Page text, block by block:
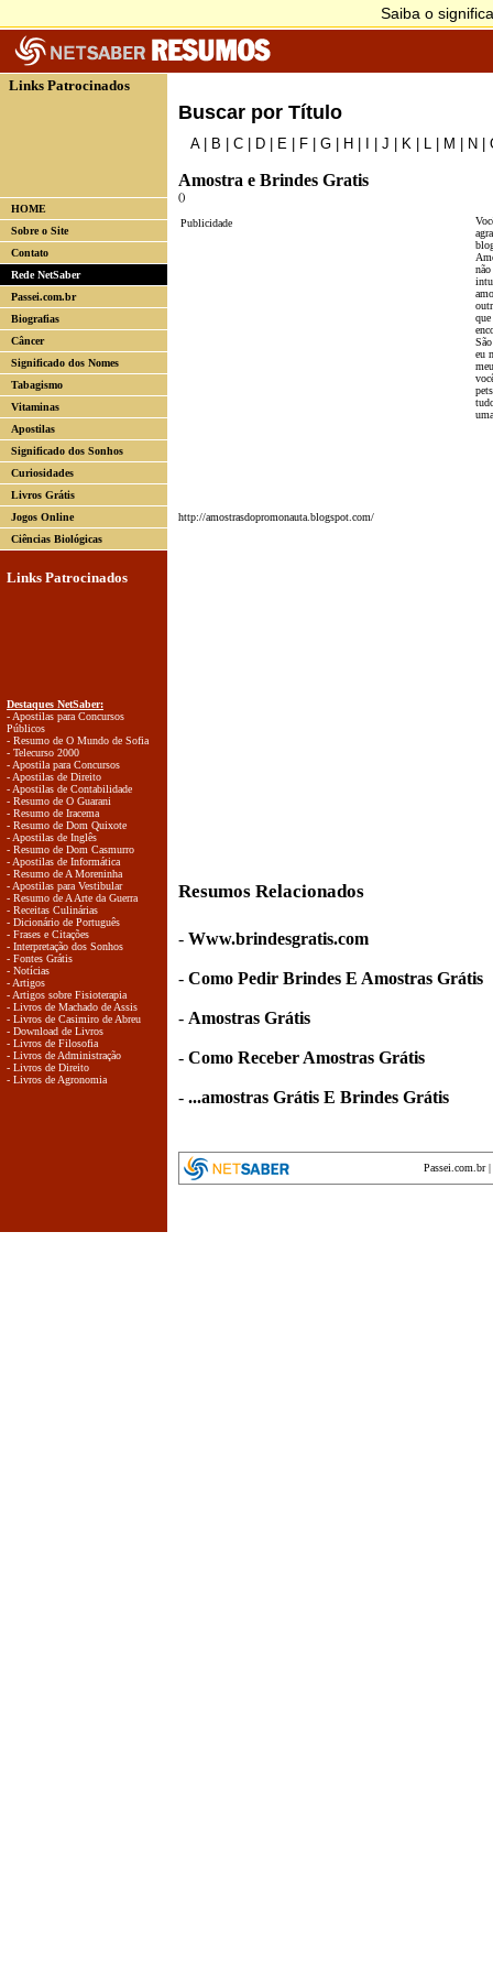
Links Patrocinados
HOME
Sobre o Site
Contato
Rede NetSaber
Passei.com.br
Biografias
Câncer
Significado dos Nomes
Tabagismo
Vitaminas
Apostilas
Significado dos Sonhos
Curiosidades
Livros Grátis
Jogos Online
Ciências Biológicas
Links Patrocinados
Destaques NetSaber:
- Apostilas para Concursos
Públicos
- Resumo de O Mundo de Sofia
- Telecurso 2000
- Apostila para Concursos
- Apostilas de Direito
- Apostilas de Contabilidade
- Resumo de O Guarani
- Resumo de Iracema
- Resumo de Dom Quixote
- Apostilas de Inglês
- Resumo de Dom Casmurro
- Apostilas de Informática
- Resumo de A Moreninha
- Apostilas para Vestibular
- Resumo de A Arte da Guerra
- Receitas Culinárias
- Dicionário de Português
- Frases e Citações
- Interpretação dos Sonhos
- Fontes Grátis
- Notícias
- Artigos
- Artigos sobre Fisioterapia
- Livros de Machado de Assis
- Livros de Casimiro de Abreu
- Download de Livros
- Livros de Filosofia
- Livros de Administração
- Livros de Direito
- Livros de Agronomia
Buscar por Título
A| B C D E F G H J K L M N
Amostra e Brindes Gratis
()
Publicidade
eu
http://amostrasdopromonauta.blogspot.com/
Resumos Relacionados
- Www.brindesgratis.com
- Como Pedir Brindes E Amostras Grátis
- Amostras Grátis
- Como Receber Amostras Grátis
- ...amostras Grátis E Brindes Grátis
Passei.com.br|